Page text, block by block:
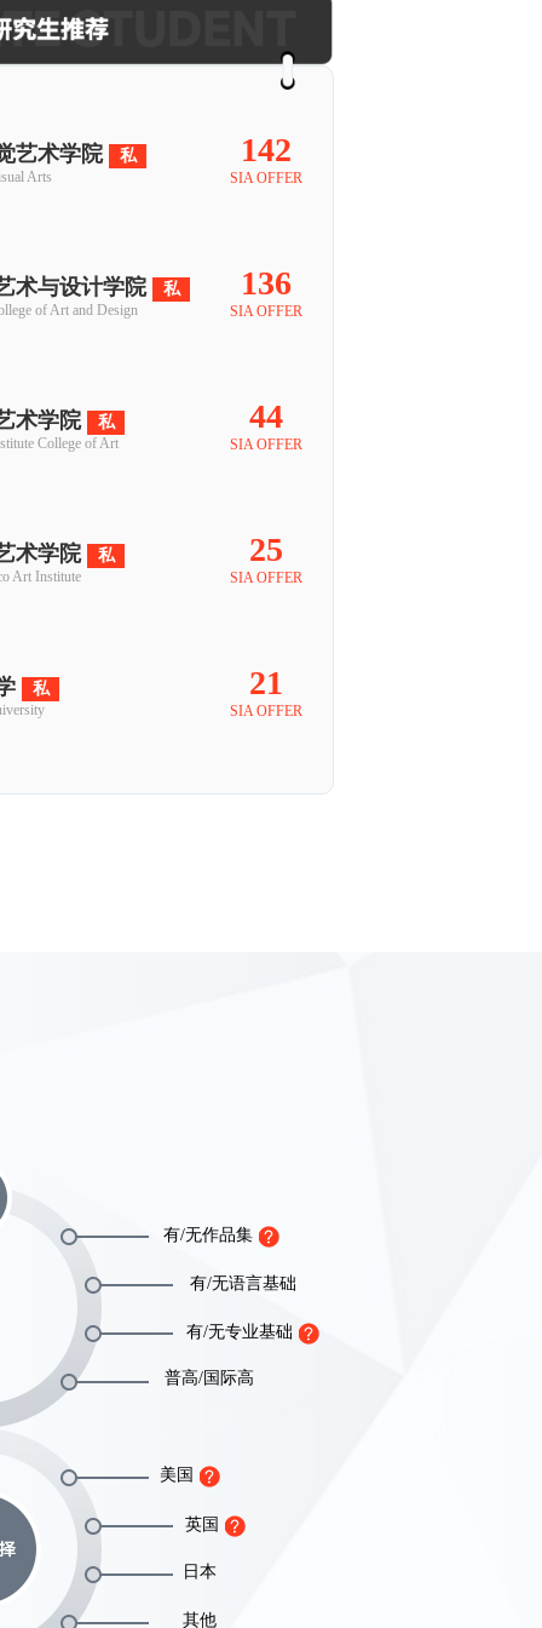
艺术学院 私
Arts
142
SIA OFFER
术与设计学院 私
of Art and Design
136
SIA OFFER
术学院 私
College of Art
44
SIA OFFER
术学院 私
Art Institute
25
SIA OFFER
私 21
SIA OFFER
有/无作品集
有/无语言基础
有/无专业基础
普高/国际高
美国
英国
日本
其他